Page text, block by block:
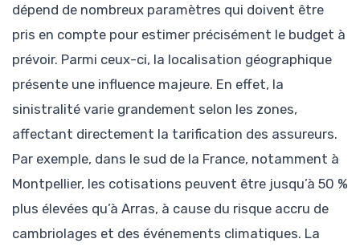
dépend de nombreux paramètres qui doivent être
pris en compte pour estimer précisément le budget à
prévoir. Parmi ceux-ci, la localisation géographique
présente une influence majeure. En effet, la
sinistralité varie grandement selon les zones,
affectant directement la tarification des assureurs.
Par exemple, dans le sud de la France, notamment à
Montpellier, les cotisations peuvent être jusqu’à 50 %
plus élevées qu’à Arras, à cause du risque accru de
cambriolages et des événements climatiques. La